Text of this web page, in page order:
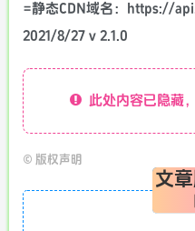
=静态CDN域名：https://
2021/8/27 v 2.1.0
此处内容已隐藏
© 版权声明
文